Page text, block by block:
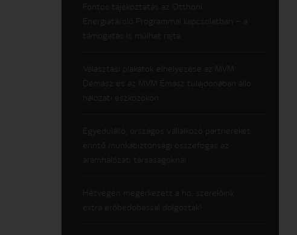
Fontos tájékoztatás az Otthoni
Energiatároló Programmal kapcsolatban – a
támogatás is múlhat rajta
Választási plakátok elhelyezése az MVM
Démász és az MVM Émász tulajdonában álló
hálózati eszközökön
Egyedülálló, országos vállalkozó partnereket
érintő munkabiztonsági összefogás az
áramhálózati társaságoknál
Hétvégén megérkezett a hó, szerelőink
extra erőbedobással dolgoztak!